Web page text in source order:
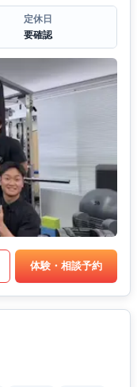
定休日
要確認
体験・相談予約